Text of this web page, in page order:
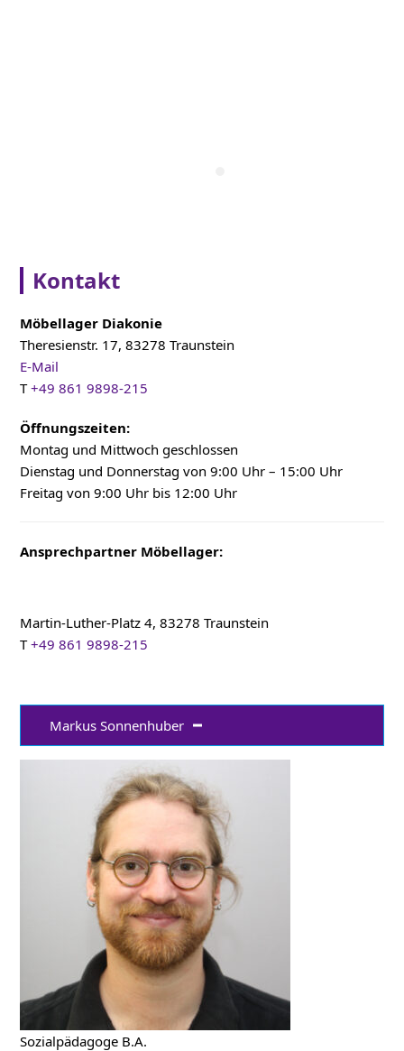
Kontakt
Möbellager Diakonie
Theresienstr. 17, 83278 Traunstein
E-Mail
T+49 861 9898-215
Öffnungszeiten:
Montag und Mittwoch geschlossen
Dienstag und Donnerstag von 9:00 Uhr – 15:00 Uhr
Freitag von 9:00 Uhr bis 12:00 Uhr
Ansprechpartner Möbellager:
Martin-Luther-Platz 4, 83278 Traunstein
T+49 861 9898-215
Markus Sonnenhuber
Sozialpädagoge B.A.